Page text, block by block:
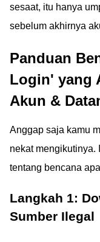
sesaat, itu hanya
sebelum akhirnya
Panduan
Login' yang
Akun &
Anggap saja kamu
nekat mengikutinya.
tentang bencana
Langkah 1:
Sumber Ilegal